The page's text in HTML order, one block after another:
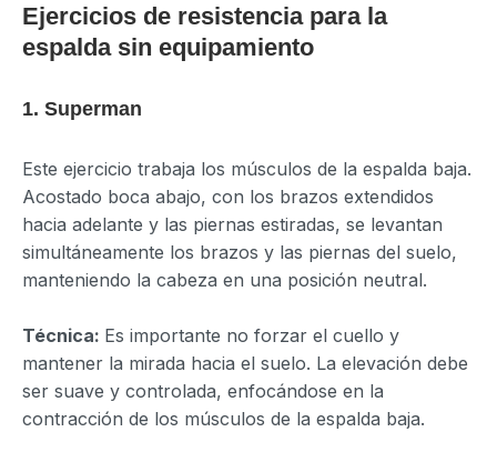
Ejercicios de resistencia para la
espalda sin equipamiento
1. Superman
Este ejercicio trabaja los músculos de la espalda baja.
Acostado boca abajo, con los brazos extendidos
hacia adelante y las piernas estiradas, se levantan
simultáneamente los brazos y las piernas del suelo,
manteniendo la cabeza en una posición neutral.
Técnica: Es importante no forzar el cuello y
mantener la mirada hacia el suelo. La elevación debe
ser suave y controlada, enfocándose en la
contracción de los músculos de la espalda baja.